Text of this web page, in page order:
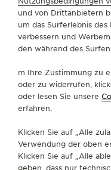
DEN
SERVICELEISTUNGEN
und von Drittanbietern
um das Surferlebnis
verbessern und
den während des
m Ihre Zustimmung zu
oder zu widerrufen,
oder lesen Sie unsere
erfahren.
Klicken Sie auf „Alle
Verwendung der oben
Klicken Sie auf „Alle
geben, dass nur